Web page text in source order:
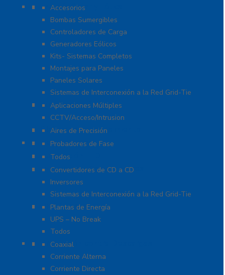
Energía Solar y Eólica
Accesorios
Bombas Sumergibles
Controladores de Carga
Generadores Eólicos
Kits- Sistemas Completos
Montajes para Paneles
Paneles Solares
Sistemas de Interconexión a la Red Grid-Tie
Fuentes de Poder
Aplicaciones Múltiples
CCTV/Acceso/Intrusion
Sistemas de Enfriamiento
Aires de Precisión
Herramientas
Probadores de Fase
Iluminación LED
Todos
Inversores y Convertidores
Convertidores de CD a CD
Inversores
Sistemas de Interconexión a la Red Grid-Tie
UPS / Respaldo
Plantas de Energía
UPS – No Break
Todos
Protección contra Descargas
Coaxial
Corriente Alterna
Corriente Directa